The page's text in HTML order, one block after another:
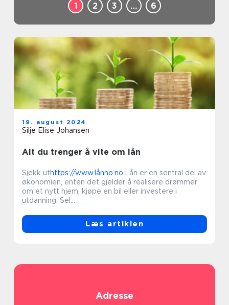
1 2 3 … 6
Alt du trenger å vite om lån
19. august 2024
Silje Elise Johansen
Sjekk uthttps://www.lånno.no .Lån er en sentral del av
økonomien, enten det gjelder å realisere drømmer
om et nytt hjem, kjøpe en bil eller investere i
utdanning. Sel...
Læs artiklen
Adresse